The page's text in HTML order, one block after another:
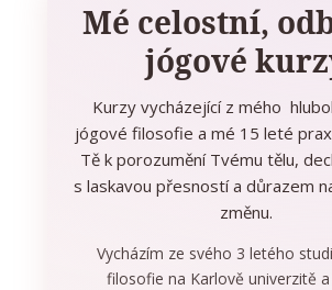
Mé celostní,
jógové
Kurzy vycházející z mého
jógové filosofie a mé 15 leté
Tě k porozumění Tvému tělu,
s laskavou přesností a důrazem
změnu.
Vycházím ze svého 3 letého
filosofie na Karlově univerzitě